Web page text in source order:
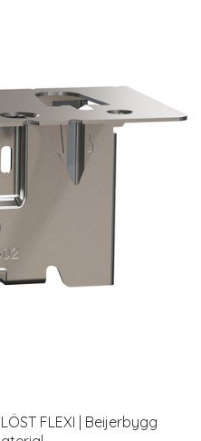
FLEXI | Beijerbygg